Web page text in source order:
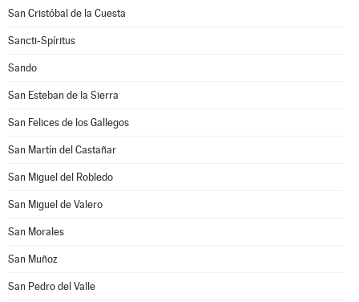
San Cristóbal de la Cuesta
Sancti-Spíritus
Sando
San Esteban de la Sierra
San Felices de los Gallegos
San Martín del Castañar
San Miguel del Robledo
San Miguel de Valero
San Morales
San Muñoz
San Pedro del Valle